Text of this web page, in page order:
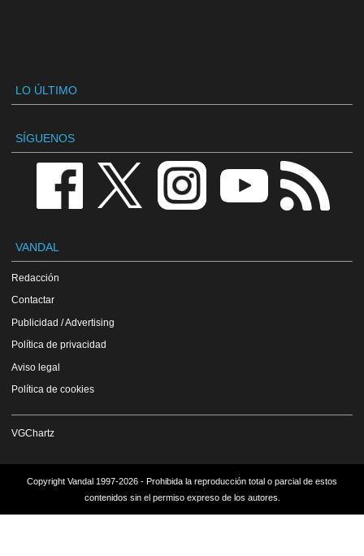
LO ÚLTIMO
SÍGUENOS
VANDAL
Redacción
Contactar
Publicidad / Advertising
Política de privacidad
Aviso legal
Política de cookies
VGChartz
Copyright Vandal 1997-2026 - Prohibida la reproducción total o parcial de estos
contenidos sin el permiso expreso de los autores.